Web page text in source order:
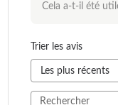
Cela a-t-il été
Trier les avis